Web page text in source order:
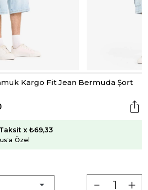
Kargo Fit Jean Bermuda Şort
x ₺69,33
Özel